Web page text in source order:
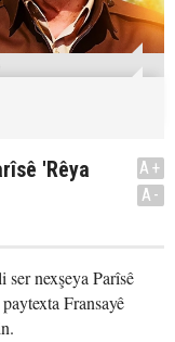
'Rêya
A+
A-
ser nexşeya Parîsê
Fransayê